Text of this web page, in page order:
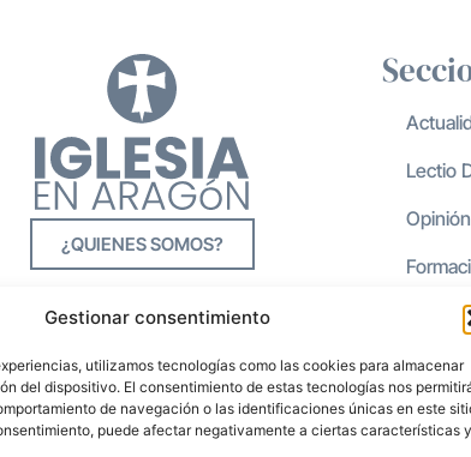
Gestionar consentimiento
utilizamos tecnologías como las cookies para almacenar
del dispositivo. El consentimiento de estas tecnologías nos
de navegación o las identificaciones únicas en este
puede afectar negativamente a ciertas características y
¿QUIENES SOMOS?
Lectio
Opinión